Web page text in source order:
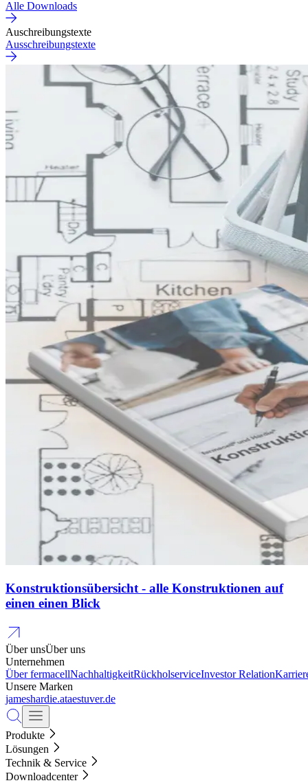
Alle Downloads
Auschreibungstexte
Ausschreibungstexte
Konstruktionsübersicht - alle Konstruktionen auf
einen einen Blick
Über unsÜber uns
Unternehmen
Über fermacellNachhaltigkeitRückholserviceInvestor Relation
Unsere Marken
jameshardie.ataestuver.de
Produkte
Lösungen
Technik & Service
Downloadcenter